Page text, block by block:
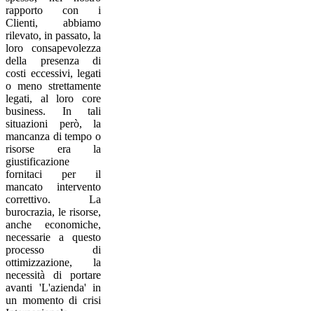
rapporto con i
Clienti, abbiamo
rilevato, in passato, la
loro consapevolezza
della presenza di
costi eccessivi, legati
o meno strettamente
legati, al loro core
business. In tali
situazioni però, la
mancanza di tempo o
risorse era la
giustificazione
fornitaci per il
mancato intervento
correttivo. La
burocrazia, le risorse,
anche economiche,
necessarie a questo
processo di
ottimizzazione, la
necessità di portare
avanti 'L'azienda' in
un momento di crisi